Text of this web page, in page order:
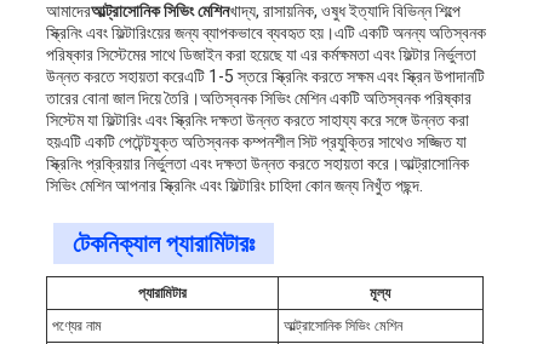
আমাদেরআল্ট্রাসোনিক সিভিং মেশিনখাদ্য, রাসায়নিক, ওষুধ ইত্যাদি বিভিন্ন শিল্পে
স্ক্রিনিং এবং ফিল্টারিংয়ের জন্য ব্যাপকভাবে ব্যবহৃত হয়।এটি একটি অনন্য অতিস্বনক
পরিষ্কার সিস্টেমের সাথে ডিজাইন করা হয়েছে যা এর কর্মক্ষমতা এবং ফিল্টার নির্ভুলতা
উন্নত করতে সহায়তা করেএটি 1-5 স্তরে স্ক্রিনিং করতে সক্ষম এবং স্ক্রিন উপাদানটি
তারের বোনা জাল দিয়ে তৈরি।অতিস্বনক সিভিং মেশিন একটি অতিস্বনক পরিষ্কার
সিস্টেম যা ফিল্টারিং এবং স্ক্রিনিং দক্ষতা উন্নত করতে সাহায্য করে সঙ্গে উন্নত করা
হয়এটি একটি পেটেন্টযুক্ত অতিস্বনক কম্পনশীল সিট প্রযুক্তির সাথেও সজ্জিত যা
স্ক্রিনিং প্রক্রিয়ার নির্ভুলতা এবং দক্ষতা উন্নত করতে সহায়তা করে।আল্ট্রাসোনিক
সিভিং মেশিন আপনার স্ক্রিনিং এবং ফিল্টারিং চাহিদা কোন জন্য নিখুঁত পছন্দ.
টেকনিক্যাল প্যারামিটারঃ
প্যারামিটার
মূল্য
পণ্যের নাম
আল্ট্রাসোনিক সিভিং মেশিন